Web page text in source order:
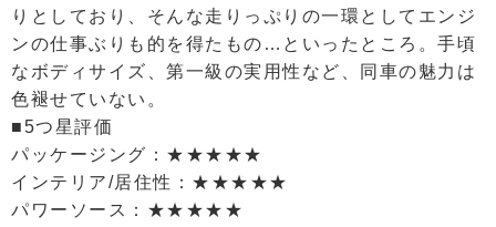
りとしており、そんな走りっぷりの一環としてエンジ
ンの仕事ぶりも的を得たもの…といったところ。手頃
なボディサイズ、第一級の実用性など、同車の魅力は
色褪せていない。
■5つ星評価
パッケージング：★★★★★
インテリア/居住性：★★★★★
パワーソース：★★★★★